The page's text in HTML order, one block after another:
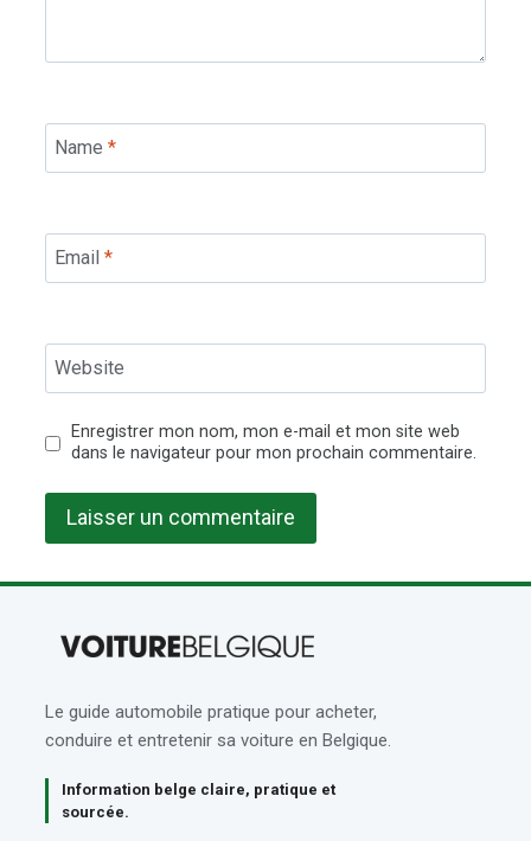
Name *
Email *
Website
Enregistrer mon nom, mon e-mail et mon site web
dans le navigateur pour mon prochain commentaire.
Le guide automobile pratique pour acheter,
conduire et entretenir sa voiture en Belgique.
Information belge claire, pratique et
sourcée.